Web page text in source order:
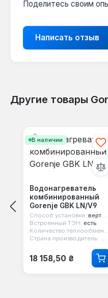
Поделитесь своим
Написать отзыв
Другие товары
В наличии
Водонагреватель
комбинированный
Gorenje GBK LN/V9
Способ установки: вертикальный
Встроенный ТЭН: есть
Количество
Страна производитель:
Обычная цена:
18 158,50 ₴